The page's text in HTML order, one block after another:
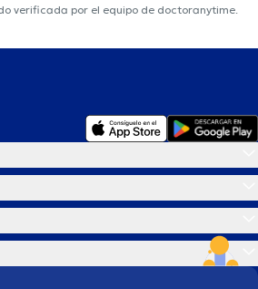
verificada por el equipo de doctoranytime.